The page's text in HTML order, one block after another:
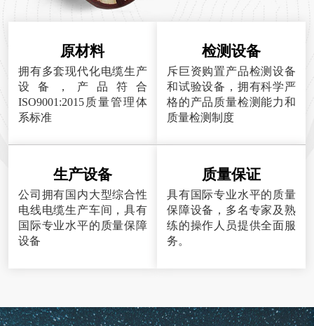
原材料
拥有多套现代化电缆生产
设备，产品符合
ISO9001:2015质量管理体
系标准
检测设备
斥巨资购置产品检测设备
和试验设备，拥有科学严
格的产品质量检测能力和
质量检测制度
生产设备
公司拥有国内大型综合性
电线电缆生产车间，具有
国际专业水平的质量保障
设备
质量保证
具有国际专业水平的质量
保障设备，多名专家及熟
练的操作人员提供全面服
务。